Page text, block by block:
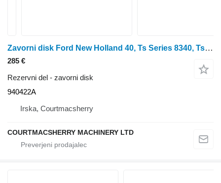
Zavorni disk Ford New Holland 40, Ts Series 8340, Ts115 Rear Axle Brake Plate E9nn 940422A
285 €
Rezervni del - zavorni disk
940422A
Irska, Courtmacsherry
COURTMACSHERRY MACHINERY LTD